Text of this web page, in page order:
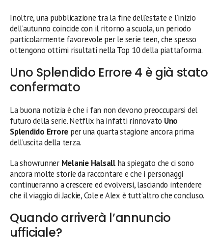
Inoltre, una pubblicazione tra la fine dell’estate e l’inizio
dell’autunno coincide con il ritorno a scuola, un periodo
particolarmente favorevole per le serie teen, che spesso
ottengono ottimi risultati nella Top 10 della piattaforma.
Uno Splendido Errore 4 è già stato
confermato
La buona notizia è che i fan non devono preoccuparsi del
futuro della serie. Netflix ha infatti rinnovato Uno
Splendido Errore per una quarta stagione ancora prima
dell’uscita della terza.
La showrunner Melanie Halsallha spiegato che ci sono
ancora molte storie da raccontare e che i personaggi
continueranno a crescere ed evolversi, lasciando intendere
che il viaggio di Jackie, Cole e Alex è tutt’altro che concluso.
Quando arriverà l’annuncio
ufficiale?